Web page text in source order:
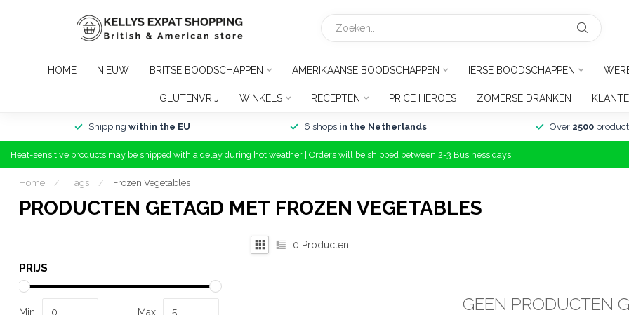
HOME NIEUW BRITSE BOODSCHAPPEN AMERIKAANSE BOODSCHAPPEN IERSE BOODSCHAPPEN
GLUTENVRIJ WINKELS RECEPTEN PRICE HEROES ZOMERSE DRANKEN
Shipping within the EU 6 shops in the Netherlands Over 2500
Heat-sensitive products may be shipped with a delay during hot weather | Orders will be shipped between 2-3 Business days!
Home / Tags / Frozen Vegetables
PRODUCTEN GETAGD MET FROZEN VEGETABLES
PRIJS
Min Max
0 Producten
GEEN PRODUCTEN